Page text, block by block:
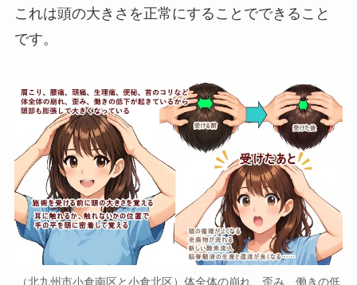
これは頭の大きさを正常にすることでできること
です。
（北九州市小倉南区と小倉北区）体全体の崩れ、歪み、働きの低